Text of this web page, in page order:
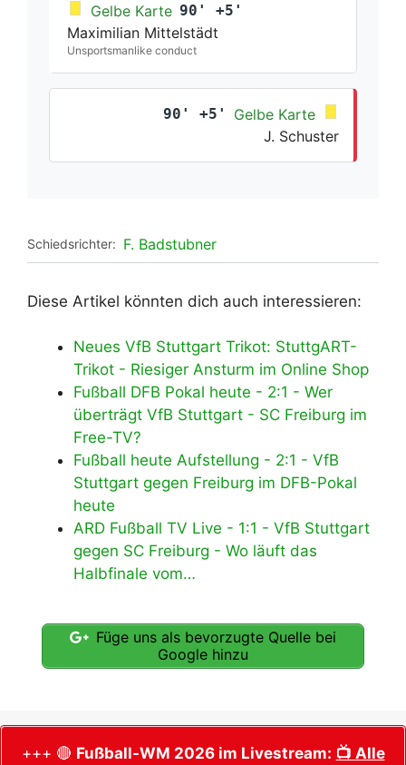
Gelbe Karte 90' +5'
Maximilian Mittelstädt
Unsportsmanlike conduct
90' +5'
Gelbe Karte
J. Schuster
Schiedsrichter: F. Badstubner
Diese Artikel könnten dich auch interessieren:
Neues VfB Stuttgart Trikot: StuttgART-
Trikot - Riesiger Ansturm im Online Shop
Fußball DFB Pokal heute - 2:1 - Wer
überträgt VfB Stuttgart - SC Freiburg im
Free-TV?
Fußball heute Aufstellung - 2:1 - VfB
Stuttgart gegen Freiburg im DFB-Pokal
heute
ARD Fußball TV Live - 1:1 - VfB Stuttgart
gegen SC Freiburg - Wo läuft das
Halbfinale vom…
Füge uns als bevorzugte Quelle bei
Google hinzu
+++ 🔴 Fußball-WM 2026 im Livestream: 📺 Alle